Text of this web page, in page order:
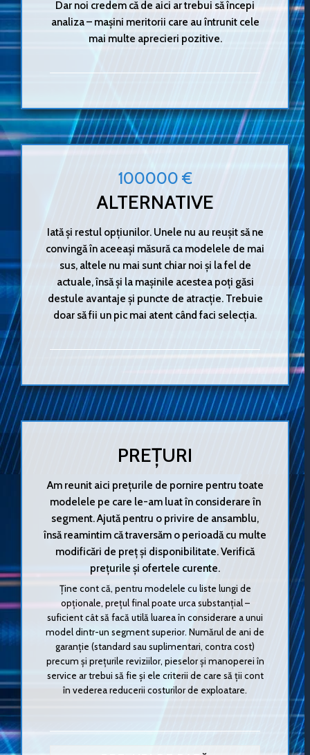
Dar noi credem că de aici ar trebui să începi
analiza – mașini meritorii care au întrunit cele
mai multe aprecieri pozitive.
100000 €
ALTERNATIVE
Iată și restul opțiunilor. Unele nu au reușit să ne
convingă în aceeași măsură ca modelele de mai
sus, altele nu mai sunt chiar noi și la fel de
actuale, însă și la mașinile acestea poți găsi
destule avantaje și puncte de atracție. Trebuie
doar să fii un pic mai atent când faci selecția.
PREȚURI
Am reunit aici prețurile de pornire pentru toate
modelele pe care le-am luat în considerare în
segment. Ajută pentru o privire de ansamblu,
însă reamintim că traversăm o perioadă cu multe
modificări de preț și disponibilitate. Verifică
prețurile și ofertele curente.
Ține cont că, pentru modelele cu liste lungi de
opționale, prețul final poate urca substanțial –
suficient cât să facă utilă luarea în considerare a unui
model dintr-un segment superior. Numărul de ani de
garanție (standard sau suplimentari, contra cost)
precum și prețurile reviziilor, pieselor și manoperei în
service ar trebui să fie și ele criterii de care să ții cont
în vederea reducerii costurilor de exploatare.